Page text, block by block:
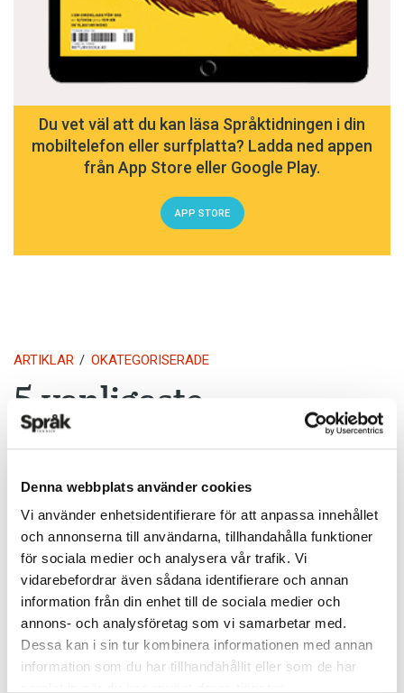
Denna webbplats använder cookies
Vi använder enhetsidentifierare för att anpassa innehållet
och annonserna till användarna, tillhandahålla funktioner
för sociala medier och analysera vår trafik. Vi
vidarebefordrar även sådana identifierare och annan
information från din enhet till de sociala medier och
annons- och analysföretag som vi samarbetar med.
Dessa kan i sin tur kombinera informationen med annan
information som du har tillhandahållit eller som de har
Du vet väl att du kan läsa Språktidningen i din
mobiltelefon eller surfplatta? Ladda ned appen
från App Store eller Google Play.
APP STORE
ARTIKLAR OKATEGORISERADE
5 vanligaste
svenskspråkiga första
förnamnen för nyfödda
i Finland 2017
TEXT:ANDERS SVENSSON
PUBLICERAD 2018-06-14
Flickor